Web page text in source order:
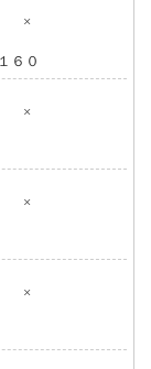
×
６０
×
×
×